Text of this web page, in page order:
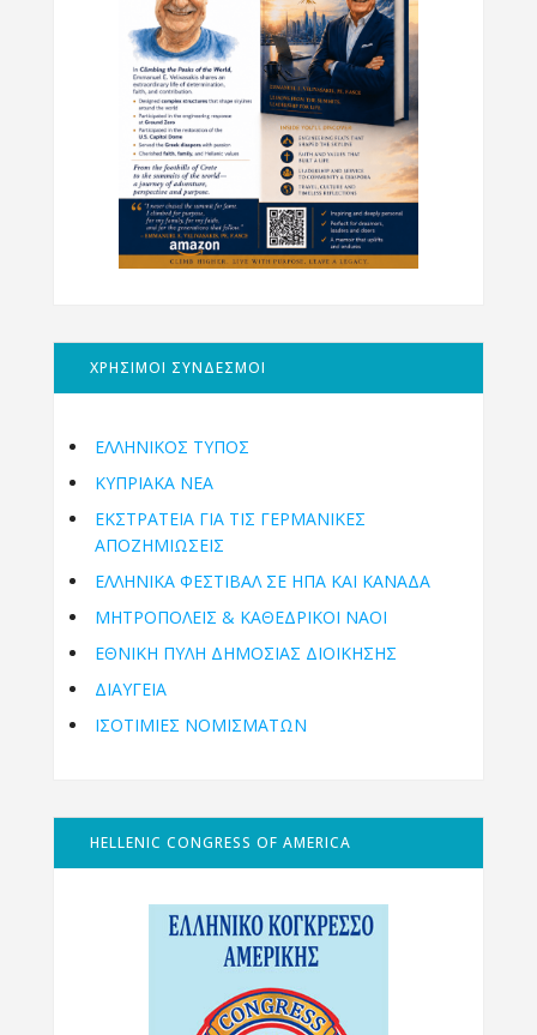
ΧΡΗΣΙΜΟΙ ΣΥΝΔΕΣΜΟΙ
ΕΛΛΗΝΙΚΟΣ ΤΥΠΟΣ
ΚΥΠΡΙΑΚΑ ΝΕΑ
ΕΚΣΤΡΑΤΕΙΑ ΓΙΑ ΤΙΣ ΓΕΡΜΑΝΙΚΕΣ
ΑΠΟΖΗΜΙΩΣΕΙΣ
ΕΛΛΗΝΙΚΆ ΦΕΣΤΙΒΆΛ ΣΕ ΗΠΑ ΚΑΙ ΚΑΝΑΔΑ
ΜΗΤΡΟΠΌΛΕΙΣ & ΚΑΘΕΔΡΙΚΟΊ ΝΑΟΊ
ΕΘΝΙΚΉ ΠΎΛΗ ΔΗΜΌΣΙΑΣ ΔΙΟΊΚΗΣΗΣ
ΔΙΑΥΓΕΙΑ
ΙΣΟΤΙΜΙΕΣ ΝΟΜΙΣΜΑΤΩΝ
HELLENIC CONGRESS OF AMERICA